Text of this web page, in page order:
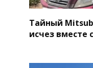
Тайный
исчез вместе